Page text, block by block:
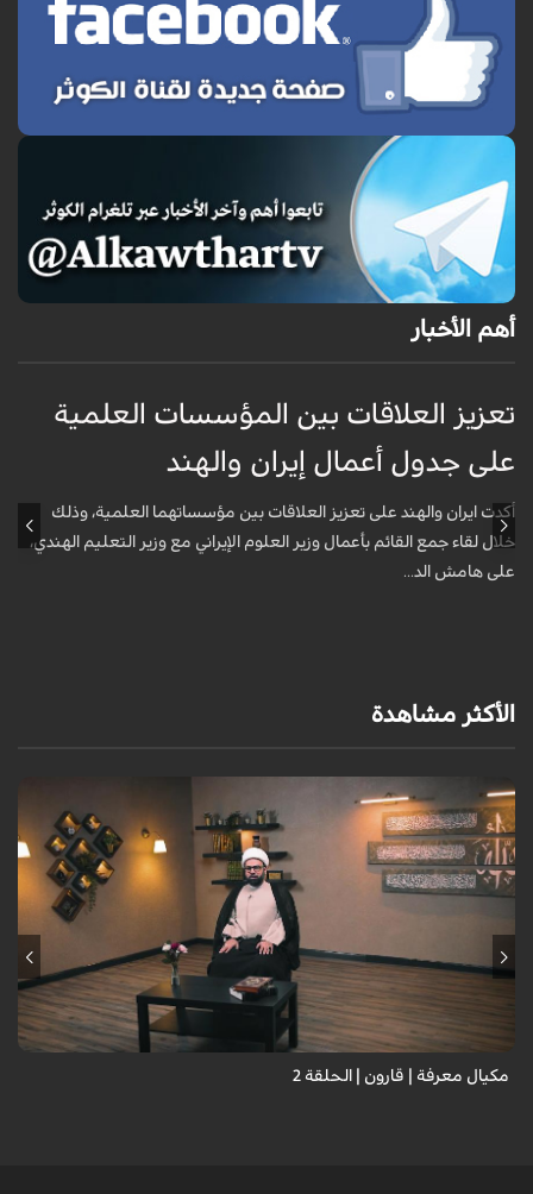
أهم الأخبار
تعزيز العلاقات بين المؤسسات العلمية
على جدول أعمال إيران والهند
أكدت ايران والهند على تعزيز العلاقات بين مؤسساتهما العلمية، وذلك
خلال لقاء جمع القائم بأعمال وزير العلوم الإيراني مع وزير التعليم الهندي،
على هامش الد...
الأكثر مشاهدة
مكيال معرفة | قارون | الحلقة 2